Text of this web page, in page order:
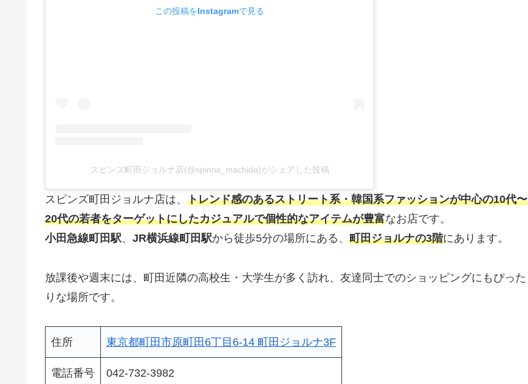
この投稿をInstagramで見る
スピンズ町田ジョルナ店(@spinns_machida)がシェアした投稿
スピンズ町田ジョルナ店は、 トレンド感のあるストリート系・韓国系ファッションが中心の10代〜
20代の若者をターゲットにしたカジュアルで個性的なアイテムが豊富なお店です。
小田急線町田駅、 JR横浜線町田駅から徒歩5分の場所にある、 町田ジョルナの3階にあります。
放課後や週末には、町田近隣の高校生・大学生が多く訪れ、友達同士でのショッピングにもぴった
りな場所です。
住所 東京都町田市原町田6丁目6-14 町田ジョルナ3F
電話番号 042-732-3982